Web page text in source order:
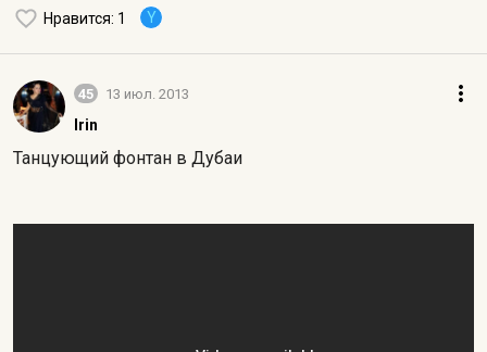
Нравится: 1 Y
45 13 июл. 2013
Irin
Танцующий фонтан в Дубаи